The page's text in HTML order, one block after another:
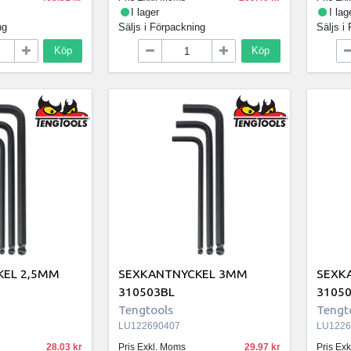
Köp
I lager
Säljs i Förpackning
Köp
I
Säljs i
2,5MM
28.03
SEXKANTNYCKEL 3MM
310503BL
Tengtools
LU122690407
Pris Exkl. Moms
29.97
Pris